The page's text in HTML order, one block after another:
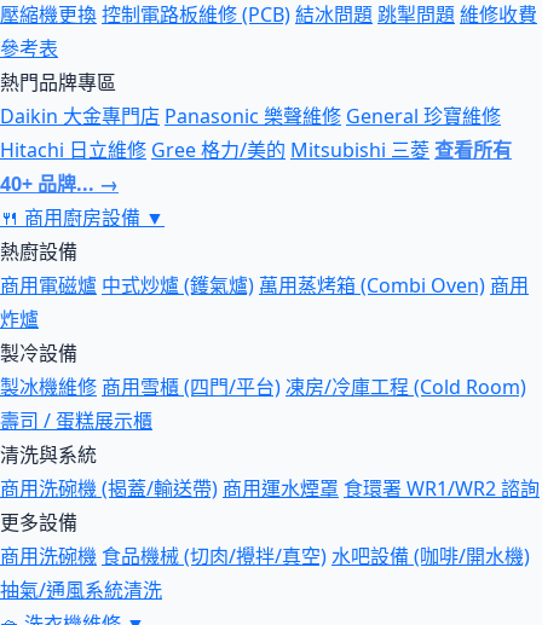
壓縮機更換控制電路板維修 (PCB)結冰問題跳掣問題維修收費
參考表
熱門品牌專區
Daikin 大金專門店 Panasonic 樂聲維修 General 珍寶維修
Hitachi 日立維修 Gree 格力/美的 Mitsubishi 三菱查看所有
40+ 品牌... →
🍴 商用廚房設備 ▼
熱廚設備
商用電磁爐 中式炒爐 (鑊氣爐) 萬用蒸烤箱 (Combi Oven) 商用
炸爐
製冷設備
製冰機維修 商用雪櫃 (四門/平台)凍房/冷庫工程 (Cold Room)
壽司 / 蛋糕展示櫃
清洗與系統
商用洗碗機 (揭蓋/輸送帶) 商用運水煙罩 食環署 WR1/WR2 諮詢
更多設備
商用洗碗機 食品機械 (切肉/攪拌/真空)水吧設備 (咖啡/開水機)
抽氣/通風系統清洗